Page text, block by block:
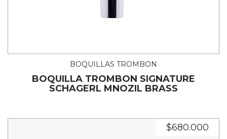
BOQUILLAS TROMBON
BOQUILLA TROMBON SIGNATURE
SCHAGERL MNOZIL BRASS
$680.000